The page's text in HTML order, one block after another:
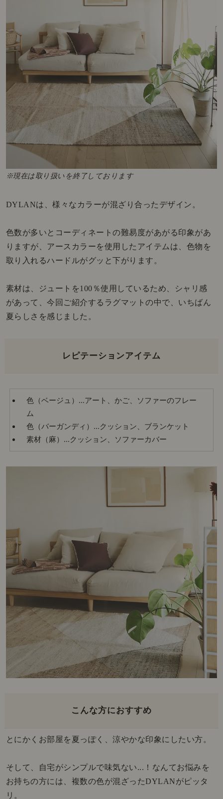
※現在は取り扱いを終了しております
DYLANは、様々なカラーが混ざり合ったデザイン。
色数が多いとコーディネートの難易度があがる印象があ
りますが、アースカラーを使用したアイテムは、色物を
取り入れるハードルがグッと下がります。
素材は、ジュートを100％使用しているため、シャリ感
があって、今回ご紹介するラグマットの中で、いちばん
夏らしさを感じました。
レピテーションアイテム
色（ベージュ）...アート、かご、ソファーのフレー
ム
色（バーガンディ）...クッション、ブランケット
素材（麻）...クッション、ソファーカバー
こんな方におすすめ
とにかくお部屋を夏っぽく、涼やかな印象にしたい方。
そして、自宅がシンプルで味気ない...！なんてお悩みを
お持ちの方には、複数の色が混ざったDYLANがピッタ
リ。